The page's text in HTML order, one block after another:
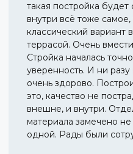
такая постройка будет
внутри всё тоже
классический
террасой. Очень
Стройка началась
уверенность. И ни
очень здорово.
это, качество не
внешне, и внутри.
материала замечено
одной. Рады были